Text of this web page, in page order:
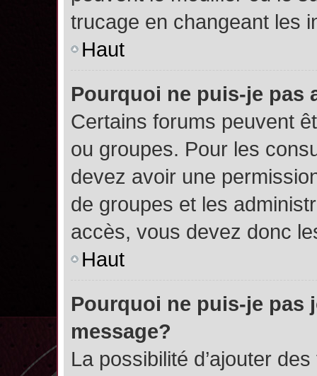
trucage en changeant les
Haut
Pourquoi ne puis-je pas
Certains forums peuvent
ou groupes. Pour les
devez avoir une
de groupes et les
accès, vous devez donc
Haut
Pourquoi ne puis-je pas
message?
La possibilité d’ajouter